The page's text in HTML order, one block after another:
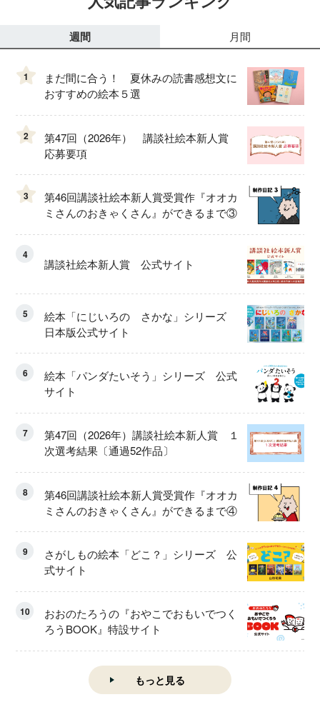
週間 月間
1
まだ間に合う！ 夏休みの読書感想文に
おすすめの絵本５選
2
第47回（2026年） 講談社絵本新人賞
応募要項
3
第46回講談社絵本新人賞受賞作『オオカ
ミさんのおきゃくさん』ができるまで③
4
講談社絵本新人賞 公式サイト
5
絵本「にじいろの さかな」シリーズ
日本版公式サイト
6
絵本「パンダたいそう」シリーズ 公式
サイト
7
第47回（2026年）講談社絵本新人賞 １
次選考結果〔通過52作品〕
8
第46回講談社絵本新人賞受賞作『オオカ
ミさんのおきゃくさん』ができるまで④
9
さがしもの絵本「どこ？」シリーズ 公
式サイト
10
おおのたろうの『おやこでおもいでつく
ろうBOOK』特設サイト
もっと見る